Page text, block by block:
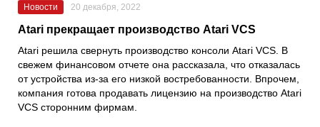
Новости 20 декабря, 2022
Atari прекращает производство Atari VCS
Atari решила свернуть производство консоли Atari VCS . В
свежем финансовом отчете она рассказала, что отказалась
от устройства из-за его низкой востребованности. Впрочем,
компания готова продавать лицензию на производство Atari
VCS сторонним фирмам.